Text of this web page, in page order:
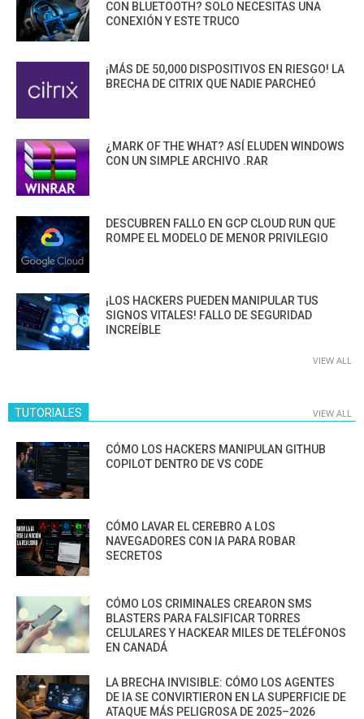
CON BLUETOOTH? SOLO NECESITAS UNA
CONEXIÓN Y ESTE TRUCO
¡MÁS DE 50,000 DISPOSITIVOS EN RIESGO! LA
BRECHA DE CITRIX QUE NADIE PARCHEÓ
¿MARK OF THE WHAT? ASÍ ELUDEN WINDOWS
CON UN SIMPLE ARCHIVO .RAR
DESCUBREN FALLO EN GCP CLOUD RUN QUE
ROMPE EL MODELO DE MENOR PRIVILEGIO
¡LOS HACKERS PUEDEN MANIPULAR TUS
SIGNOS VITALES! FALLO DE SEGURIDAD
INCREÍBLE
VIEW ALL
TUTORIALES VIEW ALL
CÓMO LOS HACKERS MANIPULAN GITHUB
COPILOT DENTRO DE VS CODE
CÓMO LAVAR EL CEREBRO A LOS
NAVEGADORES CON IA PARA ROBAR
SECRETOS
CÓMO LOS CRIMINALES CREARON SMS
BLASTERS PARA FALSIFICAR TORRES
CELULARES Y HACKEAR MILES DE TELÉFONOS
EN CANADÁ
LA BRECHA INVISIBLE: CÓMO LOS AGENTES
DE IA SE CONVIRTIERON EN LA SUPERFICIE DE
ATAQUE MÁS PELIGROSA DE 2025–2026